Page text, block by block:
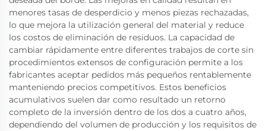
menores tasas de desperdicio y menos piezas rechazadas,
lo que mejora la utilización general del material y reduce
los costos de eliminación de residuos. La capacidad de
cambiar rápidamente entre diferentes trabajos de corte sin
procedimientos extensos de configuración permite a los
fabricantes aceptar pedidos más pequeños rentablemente
manteniendo precios competitivos. Estos beneficios
acumulativos suelen dar como resultado un retorno
completo de la inversión dentro de los dos a cuatro años,
dependiendo del volumen de producción y los requisitos de